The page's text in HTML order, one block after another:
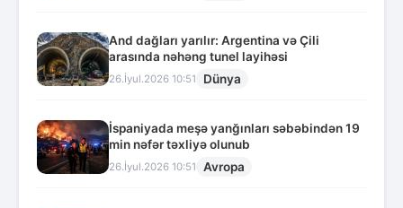
And dağları yarılır: Argentina və Çili
arasında nəhəng tunel layihəsi
26.İyul.2026 10:51 Dünya
İspaniyada meşə yanğınları səbəbindən 19
min nəfər təxliyə olunub
26.İyul.2026 10:51 Avropa